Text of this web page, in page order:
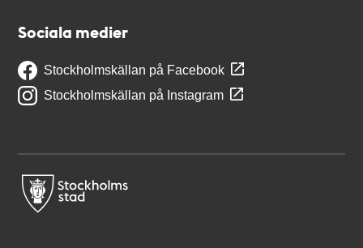
Sociala medier
Stockholmskällan på Facebook
Stockholmskällan på Instagram